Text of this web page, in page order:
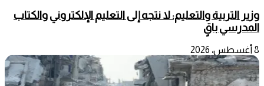
وزير التربية والتعليم: لا نتجه إلى التعليم الإلكتروني والكتاب
المدرسي باقٍ
8 أغسطس، 2026